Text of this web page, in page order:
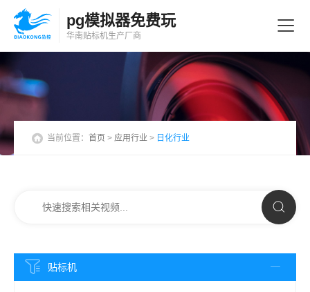
pg模拟器免费玩
华南贴标机生产厂商
当前位置： 首页 > 应用行业 > 日化行业
贴标机